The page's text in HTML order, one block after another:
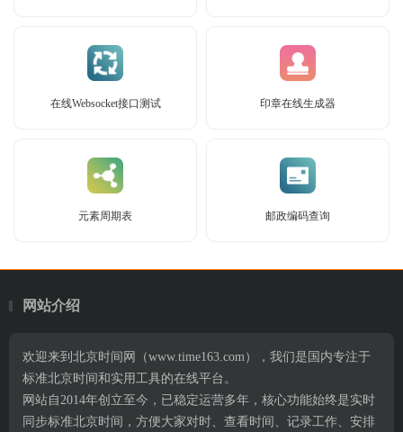
在线Websocket接口测试 印章在线生成器
元素周期表 邮政编码查询
网站介绍
欢迎来到北京时间网（www.time163.com），我们是国内专注于
标准北京时间和实用工具的在线平台。
网站自2014年创立至今，已稳定运营多年，核心功能始终是实时
同步标准北京时间，方便大家对时、查看时间、记录工作、安排